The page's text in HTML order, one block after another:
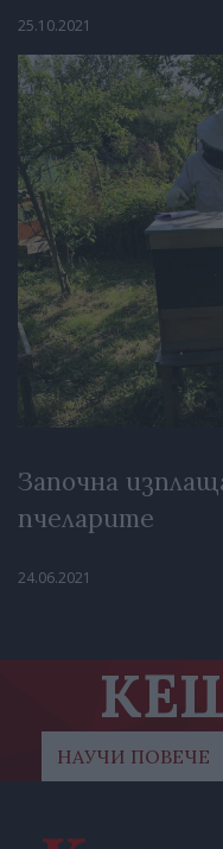
25.10.2021
Започна
пчеларите
24.06.2021
НАУЧИ ПОВЕЧЕ